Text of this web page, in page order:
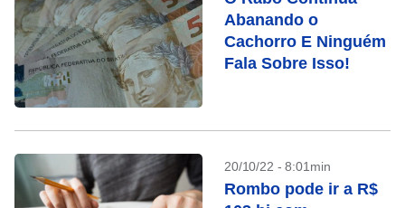
Abanando o
Cachorro E Ninguém
Fala Sobre Isso!
20/10/22 - 8:01min
Rombo pode ir a R$